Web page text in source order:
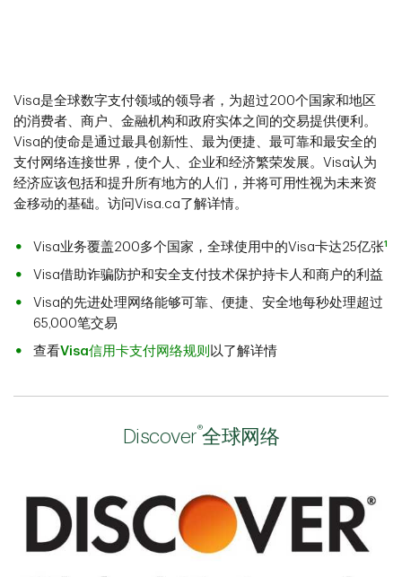
Visa是全球数字支付领域的领导者，为超过200个国家和地区
的消费者、商户、金融机构和政府实体之间的交易提供便利。
Visa的使命是通过最具创新性、最为便捷、最可靠和最安全的
支付网络连接世界，使个人、企业和经济繁荣发展。Visa认为
经济应该包括和提升所有地方的人们，并将可用性视为未来资
金移动的基础。访问Visa.ca了解详情。
Visa业务覆盖200多个国家，全球使用中的Visa卡达25亿张1
Visa借助诈骗防护和安全支付技术保护持卡人和商户的利益
Visa的先进处理网络能够可靠、便捷、安全地每秒处理超过
65,000笔交易
查看Visa信用卡支付网络规则 以了解详情
Discover®全球网络